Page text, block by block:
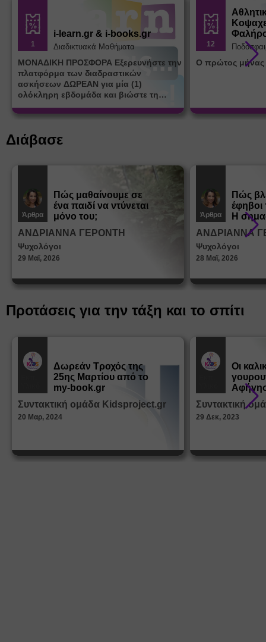
1
i-learn.gr & i-books.gr
Διαδικτυακά Μαθήματα
ΜΟΝΑΔΙΚΗ ΠΡΟΣΦΟΡΑ Εξερευνήστε την
πλατφόρμα των διαδραστικών
ασκήσεων ΔΩΡΕΑΝ για μία (1)
ολόκληρη εβδομάδα και βιώστε τη
learn.gr* * Αφορά νέες εγγραφές
12
Ο πρώτος
Διάβασε
Άρθρα
Πώς μαθαίνουμε σε
ένα παιδί να ντύνεται
μόνο του;
ΑΝΔΡΙΑΝΝΑ ΓΕΡΟΝΤΗ
Ψυχολόγοι
29 Μαϊ, 2026
Άρθρα
Πώς
Η
στη
ΑΝΔΡΙΑΝΝΑ
Ψυχολόγοι
28 Μαϊ, 2026
Προτάσεις για την τάξη και το σπίτι
Δωρεάν Tροχός της
25ης Μαρτίου από το
my-book.gr
Συντακτική ομάδα Kidsproject.gr
20 Μαρ, 2024
Οι
από τα
Συντακτική
29 Δεκ, 2023